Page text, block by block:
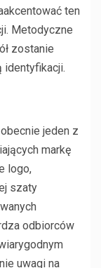
ten
Metodyczne
zostanie
identyfikacji.
jeden z
markę
logo,
szaty
odbiorców
uwagi na